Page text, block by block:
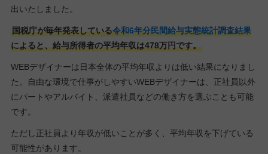
出いたしました。
国税庁が毎年発表している令和6年分民間給与実態統計調査結果
によると、給与所得者の平均年収は478万円です。
WEBデザイナーは日本全体の平均年収よりは低い結果になりまし
た。自由な環境で仕事がしやすいWEBデザイナーは、正社員以外
にパートやアルバイト、派遣社員などの働き方を選ぶことも可能
です。
ただし正社員より年収が低いことが多く、平均年収を下げている
可能性があります。